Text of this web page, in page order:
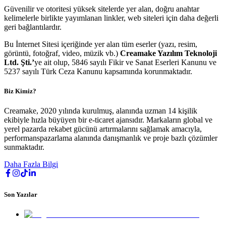
Güvenilir ve otoritesi yüksek sitelerde yer alan, doğru anahtar
kelimelerle birlikte yayımlanan linkler, web siteleri için daha değerli
geri bağlantılardır.
Bu İnternet Sitesi içeriğinde yer alan tüm eserler (yazı, resim,
görüntü, fotoğraf, video, müzik vb.) Creamake Yazılım Teknoloji
Ltd. Şti.’ye ait olup, 5846 sayılı Fikir ve Sanat Eserleri Kanunu ve
5237 sayılı Türk Ceza Kanunu kapsamında korunmaktadır.
Biz Kimiz?
Creamake, 2020 yılında kurulmuş, alanında uzman 14 kişilik
ekibiyle hızla büyüyen bir e-ticaret ajansıdır. Markaların global ve
yerel pazarda rekabet gücünü artırmalarını sağlamak amacıyla,
performanspazarlama alanında danışmanlık ve proje bazlı çözümler
sunmaktadır.
Daha Fazla Bilgi
Son Yazılar